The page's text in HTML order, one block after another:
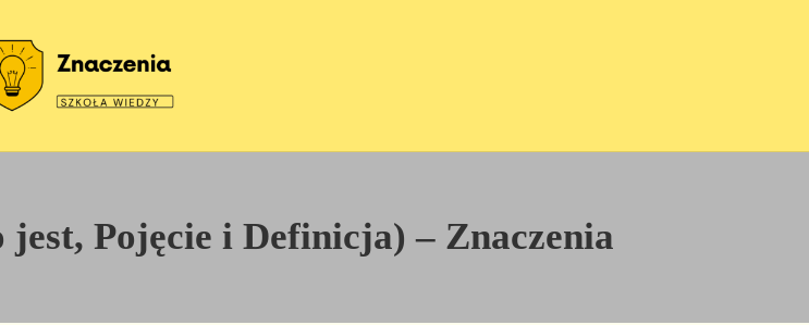
jest, Pojęcie i Definicja) – Znaczenia